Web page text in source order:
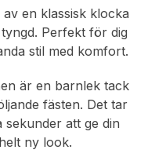
en klassisk klocka
Perfekt för dig
stil med komfort.
är en barnlek tack
fästen. Det tar
sekunder att ge din
ny look.